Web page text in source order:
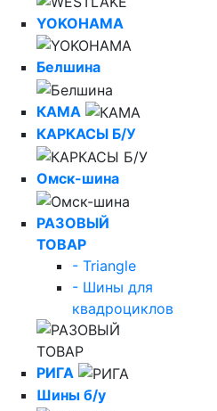
YOKOHAMA
Белшина
КАМА
КАРКАСЫ Б/У
Омск-шина
РАЗОВЫЙ
ТОВАР
- Triangle
- Шины для
квадроциклов
РИГА
Шины б/у